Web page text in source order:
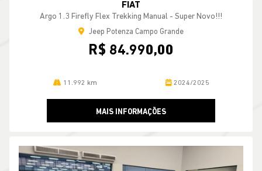
FIAT
Argo 1.3 Firefly Flex Trekking Manual - Super Novo!!!
Jeep Potenza Campo Grande
R$ 84.990,00
11.992 km 2024/2025
MAIS INFORMAÇÕES